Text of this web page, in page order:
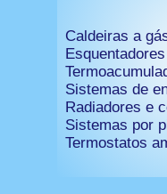
Caldeiras a
Esquentadores
Sistemas de
Radiadores e
Sistemas por
Termostatos